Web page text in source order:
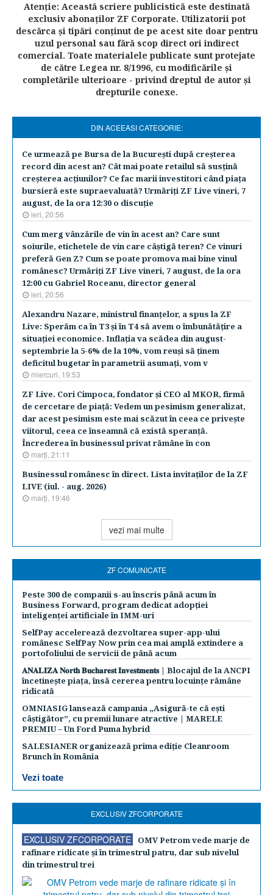
Atenţie: Această scriere publicistică este destinată
exclusiv abonaţilor ZF Corporate. Utilizatorii pot
descărca şi tipări conţinut de pe acest site doar pentru
uzul personal sau fără scop direct ori indirect
comercial. Toate materialele publicate sunt protejate
de către Legea nr. 8/1996, cu modificările şi
completările ulterioare - privind dreptul de autor şi
drepturile conexe.
DIN ACEEASI CATEGORIE:
Ce urmează pe Bursa de la Bucureşti după creşterea
record din acest an? Cât mai poate retailul să susţină
creşterea acţiunilor? Ce fac marii investitori când piaţa
bursieră este supraevaluată? Urmăriţi ZF Live vineri, 7
august, de la ora 12:30 o discuţie
ieri, 20:56
Cum merg vânzările de vin în acest an? Care sunt
soiurile, etichetele de vin care câştigă teren? Ce vinuri
preferă Gen Z? Cum se poate promova mai bine vinul
românesc? Urmăriţi ZF Live vineri, 7 august, de la ora
12:00 cu Gabriel Roceanu, director general
ieri, 20:56
Alexandru Nazare, ministrul finanţelor, a spus la ZF
Live: Sperăm ca în T3 şi în T4 să avem o îmbunătăţire a
situaţiei economice. Inflaţia va scădea din august-
septembrie la 5-6% de la 10%, vom reuşi să ţinem
deficitul bugetar în parametrii asumaţi, vom v
miercuri, 19:53
ZF Live. Cori Cimpoca, fondator şi CEO al MKOR, firmă
de cercetare de piaţă: Vedem un pesimism generalizat,
dar acest pesimism este mai scăzut în ceea ce priveşte
viitorul, ceea ce înseamnă că există speranţă.
Încrederea în businessul privat rămâne în con
marţi, 21:11
Businessul românesc în direct. Lista invitaţilor de la ZF
LIVE (iul. - aug. 2026)
marţi, 19:46
vezi mai multe
ZF COMUNICATE
Peste 300 de companii s-au înscris până acum în
Business Forward, program dedicat adopției
inteligenței artificiale în IMM-uri
SelfPay accelerează dezvoltarea super-app-ului
românesc SelfPay Now prin cea mai amplă extindere a
portofoliului de servicii de până acum
𝐀𝐍𝐀𝐋𝐈𝐙𝐀 𝐍𝐨𝐫𝐭𝐡 𝐁𝐮𝐜𝐡𝐚𝐫𝐞𝐬𝐭 𝐈𝐧𝐯𝐞𝐬𝐭𝐦𝐞𝐧𝐭𝐬 | Blocajul de la ANCPI
încetinește piața, însă cererea pentru locuințe rămâne
ridicată
OMNIASIG lansează campania „Asigură-te că ești
câștigător”, cu premii lunare atractive | MARELE
PREMIU – Un Ford Puma hybrid
SALESIANER organizează prima ediție Cleanroom
Brunch în România
Vezi toate
EXCLUSIV ZFCORPORATE
EXCLUSIV ZFCORPORATE
OMV Petrom vede marje de
rafinare ridicate şi în trimestrul patru, dar sub nivelul
din trimestrul trei